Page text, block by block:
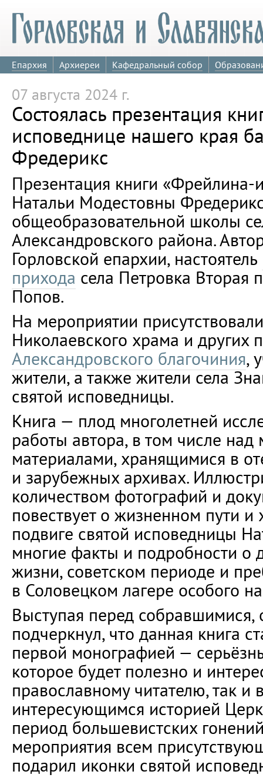
Епархия Архиереи Кафедральный собор
07 августа 2024 г.
Состоялась презентация
исповеднице нашего края
Фредерикс
Презентация книги
Натальи Модестовны
общеобразовательной школы
Александровского района.
Горловской епархии, настоятель
прихода села Петровка Вторая
Попов.
На мероприятии
Николаевского храма и других
Александровского благочиния,
жители, а также жители села
святой исповедницы.
Книга — плод многолетней
работы автора, в том числе
материалами, хранящимися в
и зарубежных архивах.
количеством фотографий и
повествует о жизненном пути и
подвиге святой исповедницы
многие факты и подробности о
жизни, советском периоде и
в Соловецком лагере особого
Выступая перед собравшимися,
подчеркнул, что данная книга
первой монографией —
которое будет полезно и
православному читателю, так и
интересующимся историей
период большевистских
мероприятия всем
подарил иконки святой